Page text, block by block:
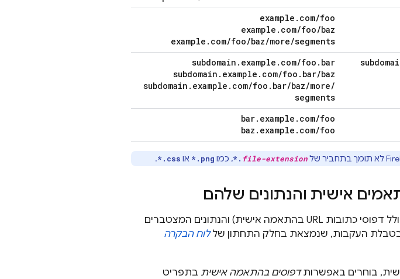
example . com/foo
example . com/foo/baz
example . com/foo/baz/more/segments
subdomain . example . com/foo . bar
subdomain . example . com/foo . bar/baz
subdomain . example . com/foo . bar/baz/more/
segments
bar. example . com/foo
baz . example . com/foo
*. file-extension , כמו *.png או *.css
.
ב-Firebase מוצגים כל דפוסי כתובות ה-URL (כולל דפוסי כתובות URL בהתאמה אישית) והנתונים המצטברים
העקבות, שנמצאת בחלק התחתון שללוח הבקרה
דפוסים בהתאמה אישית בתפריט